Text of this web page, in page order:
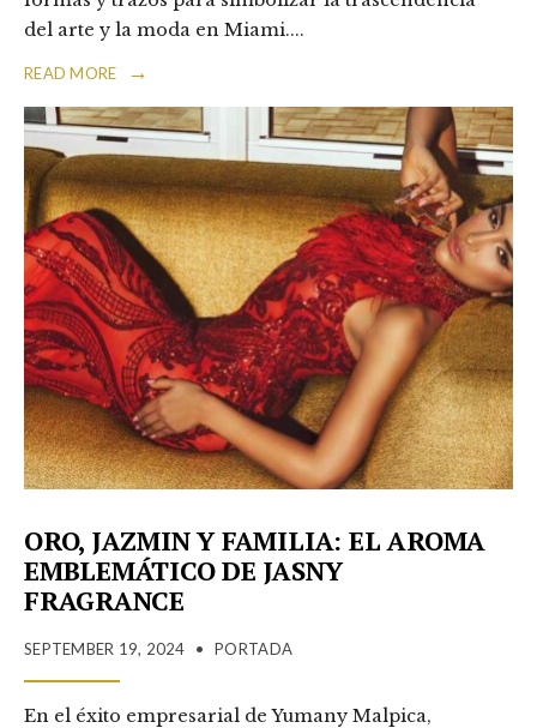
del arte y la moda en Miami....
READ MORE →
ORO, JAZMIN Y FAMILIA: EL AROMA
EMBLEMÁTICO DE JASNY
FRAGRANCE
SEPTEMBER 19, 2024 • PORTADA
En el éxito empresarial de Yumany Malpica,